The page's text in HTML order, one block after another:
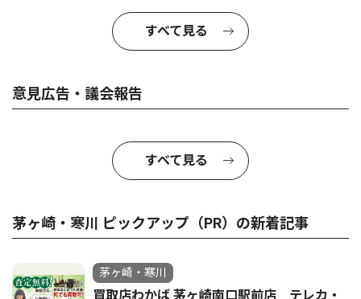
すべて見る
意見広告・議会報告
すべて見る
茅ヶ崎・寒川 ピックアップ（PR）の新着記事
茅ヶ崎・寒川
買取店わかば 茅ヶ崎南口駅前店 テレカ・